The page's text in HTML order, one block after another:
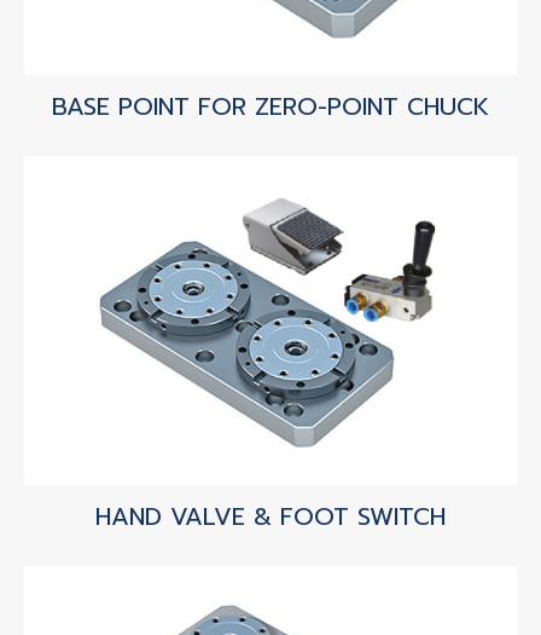
BASE POINT FOR ZERO-POINT CHUCK
HAND VALVE & FOOT SWITCH